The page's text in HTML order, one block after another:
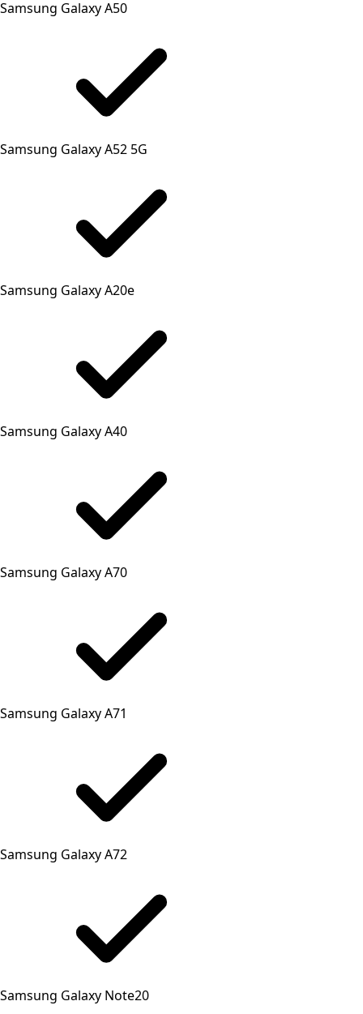
Samsung Galaxy A50
Samsung Galaxy A52 5G
Samsung Galaxy A20e
Samsung Galaxy A40
Samsung Galaxy A70
Samsung Galaxy A71
Samsung Galaxy A72
Samsung Galaxy Note20